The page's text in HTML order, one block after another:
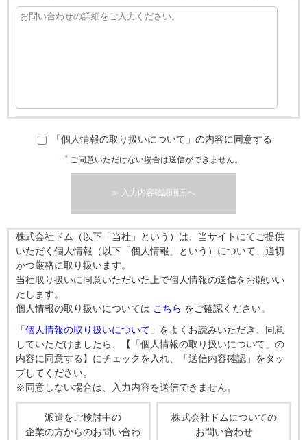
「個人情報の取り扱いについて」の内容に同意する
* ご同意いただけない場合は送信ができません。
株式会社ドム（以下「当社」という）は、当サイトにてご提供
いただく個人情報（以下「個人情報」という）について、適切
かつ厳格に取り扱います。
当社取り扱いに同意いただいた上で個人情報の送信をお願いい
たします。
個人情報の取り扱いについては こちら をご確認ください。
「個人情報の取り扱いについて」 をよくお読みいただき、同意
していただけましたら、【「個人情報の取り扱いについて」の
内容に同意する】にチェックを入れ、「送信内容確認」をタッ
プしてください。
※同意しない場合は、入力内容を送信できません。
派遣をご検討中の
企業の方からのお問い合わ
株式会社ドムについての
お問い合わせ